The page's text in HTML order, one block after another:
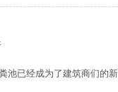
这些难题
都记住了吗？
已经成为了建筑商们的